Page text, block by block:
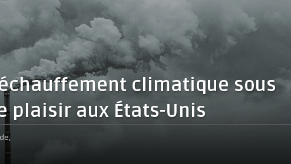
climatique sous
plaisir aux États-Unis